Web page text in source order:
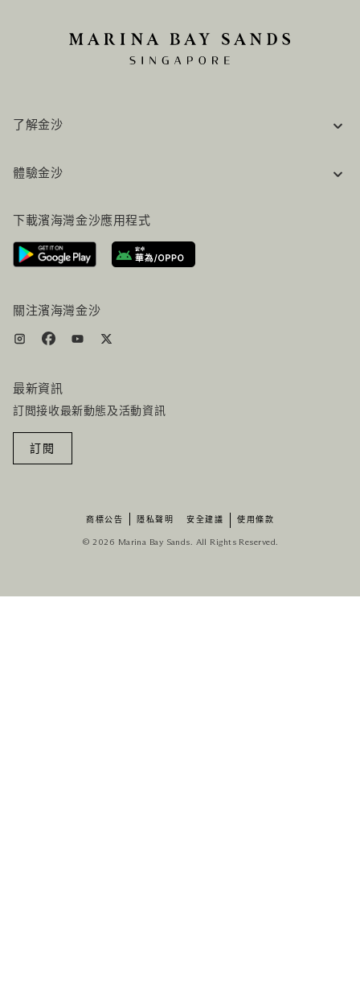
了解金沙
工作機會
聯絡我們
體驗金沙
行程規劃
路線指引
服務設施
下載濱海灣金沙應用程式
關注濱海灣金沙
最新資訊
訂閲接收最新動態及活動資訊
訂閱
商標公告 隱私聲明 安全建議 使用條款
© 2026 Marina Bay Sands. All Rights Reserved.